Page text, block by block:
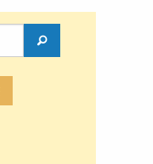
Rechercher